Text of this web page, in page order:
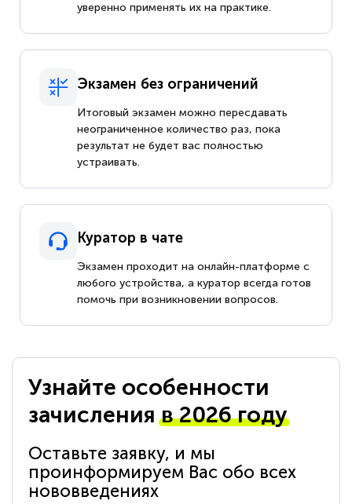
уверенно применять их на практике.
Экзамен без ограничений
Итоговый экзамен можно пересдавать
неограниченное количество раз, пока
результат не будет вас полностью
устраивать.
Куратор в чате
Экзамен проходит на онлайн-платформе с
любого устройства, а куратор всегда готов
помочь при возникновении вопросов.
Узнайте особенности
зачисленияв 2026 году
Оставьте заявку, и мы
проинформируем Вас обо всех
нововведениях